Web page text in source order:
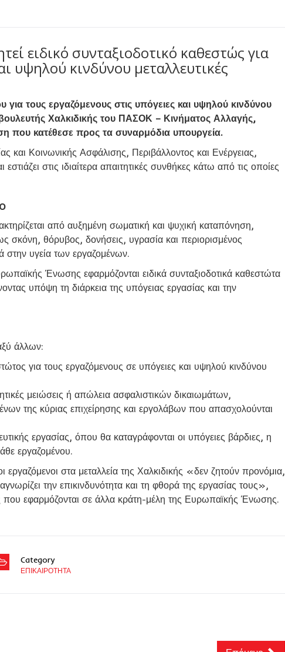
ειδικό συνταξιοδοτικό καθεστώς για
υψηλού κινδύνου μεταλλευτικές
τους εργαζόμενους στις υπόγειες και υψηλού κινδύνου
βουλευτής Χαλκιδικής του ΠΑΣΟΚ – Κινήματος Αλλαγής,
που κατέθεσε προς τα συναρμόδια υπουργεία.
Κοινωνικής Ασφάλισης, Περιβάλλοντος και Ενέργειας,
στις ιδιαίτερα απαιτητικές συνθήκες κάτω από τις οποίες
από αυξημένη σωματική και ψυχική καταπόνηση,
σκόνη, θόρυβος, δονήσεις, υγρασία και περιορισμένος
υγεία των εργαζομένων.
Ένωσης εφαρμόζονται ειδικά συνταξιοδοτικά καθεστώτα
υπόψη τη διάρκεια της υπόγειας εργασίας και την
άλλων:
για τους εργαζόμενους σε υπόγειες και υψηλού κινδύνου
μειώσεις ή απώλεια ασφαλιστικών δικαιωμάτων,
της κύριας επιχείρησης και εργολάβων που απασχολούνται
εργασίας, όπου θα καταγράφονται οι υπόγειες βάρδιες, η
εργαζομένου.
στα μεταλλεία της Χαλκιδικής «δεν ζητούν προνόμια,
την επικινδυνότητα και τη φθορά της εργασίας τους»,
που εφαρμόζονται σε άλλα κράτη-μέλη της Ευρωπαϊκής Ένωσης.
Category
ΕΠΙΚΑΙΡΟΤΗΤΑ